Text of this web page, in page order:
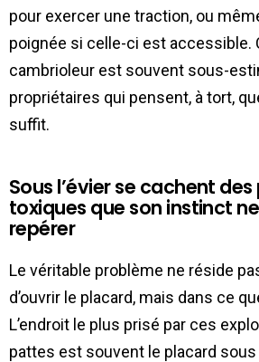
pour exercer une traction, ou
poignée si celle-ci est accessible.
cambrioleur est souvent sous-
propriétaires qui pensent, à tort,
suffit.
Sous l’évier se cachent
toxiques que son instinct
repérer
Le véritable problème ne réside
d’ouvrir le placard, mais dans ce
L’endroit le plus prisé par ces
pattes est souvent le placard sous